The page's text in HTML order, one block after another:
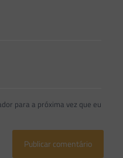
para a próxima vez que eu